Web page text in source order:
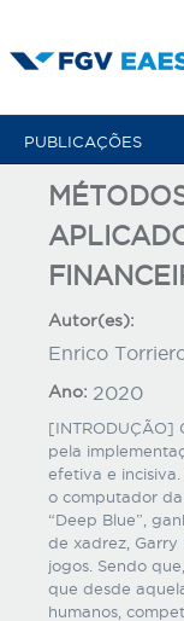
para
PUBLICAÇÕES
Autor(es):
Enrico
Ano: 2020
[INTRODUÇÃO]
pela
efetiva e
o computador
“Deep Blue”,
de xadrez, Garry
jogos. Sendo
que desde
humanos,